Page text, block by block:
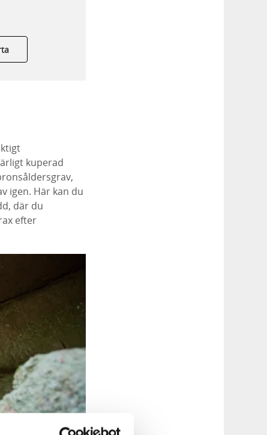
kuperad
igen. Här kan du
där du
efter